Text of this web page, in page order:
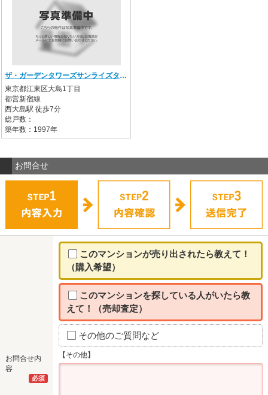
ザ・ガーデンタワーズサンライズタワー
東京都江東区大島1丁目
都営新宿線
西大島駅 徒歩7分
総戸数：
築年数：1997年
お問合せ
お問合せ内
容
必須
このマンションが売り出されたら教えて！
（購入希望）
このマンションを探している人がいたら教
えて！（売却査定）
その他のご質問など
【その他】